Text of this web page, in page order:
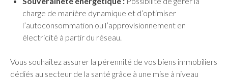
charge de manière dynamique et d’optimiser
l’autoconsommation ou l’approvisionnement en
électricité à partir du réseau.
Vous souhaitez assurer la pérennité de vos biens immobiliers
dédiés au secteur de la santé grâce à une mise à niveau